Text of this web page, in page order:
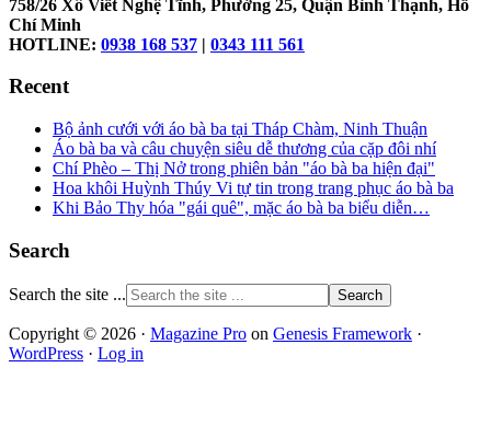
758/26 Xô Viết Nghệ Tĩnh, Phường 25, Quận Bình Thạnh, Hồ
Chí Minh
HOTLINE: 0938 168 537 | 0343 111 561
Recent
Bộ ảnh cưới với áo bà ba tại Tháp Chàm, Ninh Thuận
Áo bà ba và câu chuyện siêu dễ thương của cặp đôi nhí
Chí Phèo – Thị Nở trong phiên bản "áo bà ba hiện đại"
Hoa khôi Huỳnh Thúy Vi tự tin trong trang phục áo bà ba
Khi Bảo Thy hóa "gái quê", mặc áo bà ba biểu diễn…
Search
Search the site ...
Copyright © 2026 · Magazine Pro on Genesis Framework ·
WordPress · Log in